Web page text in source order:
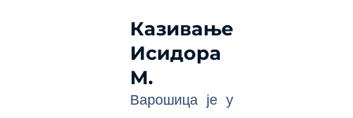
Казивање
Исидора
М.
Варошица је у